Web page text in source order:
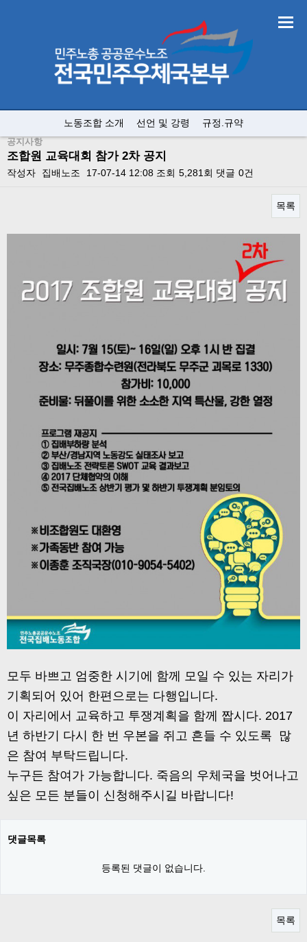
노동조합 소개 선언 및 강령 규정.규약
공지사항
조합원 교육대회 참가 2차 공지
작성자 집배노조 17-07-14 12:08 조회 5,281회 댓글 0건
목록
모두 바쁘고 엄중한 시기에 함께 모일 수 있는 자리가
기획되어 있어 한편으로는 다행입니다.
이 자리에서 교육하고 투쟁계획을 함께 짭시다. 2017
년 하반기 다시 한 번 우본을 쥐고 흔들 수 있도록 많
은 참여 부탁드립니다.
누구든 참여가 가능합니다. 죽음의 우체국을 벗어나고
싶은 모든 분들이 신청해주시길 바랍니다!
댓글목록
등록된 댓글이 없습니다.
목록